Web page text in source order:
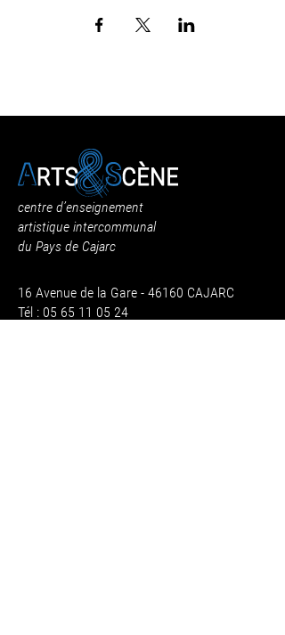
centre d’enseignement
artistique intercommunal
du Pays de Cajarc
16 Avenue de la Gare - 46160 CAJARC
Tél : 05 65 11 05 24